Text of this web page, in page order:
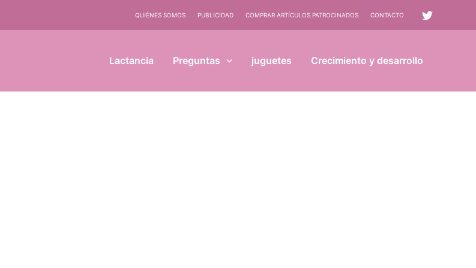
QUIÉNES SOMOS PUBLICIDAD COMPRAR ARTÍCULOS PATROCINADOS CONTACTO
Lactancia Preguntas juguetes Crecimiento y desarrollo